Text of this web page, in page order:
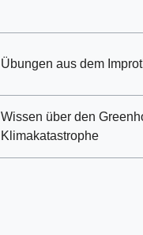
Übungen aus dem
Wissen über den
Klimakatastrophe